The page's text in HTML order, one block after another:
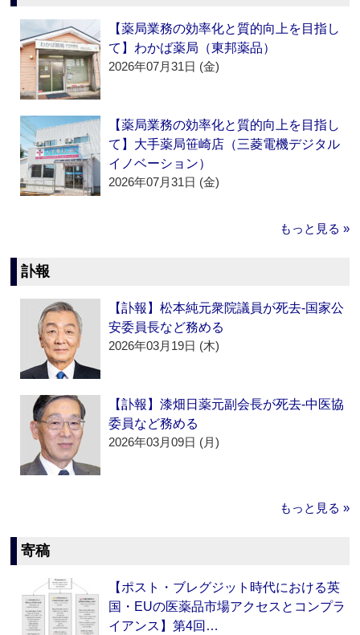
【薬局業務の効率化と質的向上を目指し
て】わかば薬局（東邦薬品）
2026年07月31日 (金)
【薬局業務の効率化と質的向上を目指し
て】大手薬局笹崎店（三菱電機デジタル
イノベーション）
2026年07月31日 (金)
もっと見る »
訃報
【訃報】松本純元衆院議員が死去‐国家公
安委員長など務める
2026年03月19日 (木)
【訃報】漆畑日薬元副会長が死去‐中医協
委員など務める
2026年03月09日 (月)
もっと見る »
寄稿
【ポスト・ブレグジット時代における英
国・EUの医薬品市場アクセスとコンプラ
イアンス】第4回…